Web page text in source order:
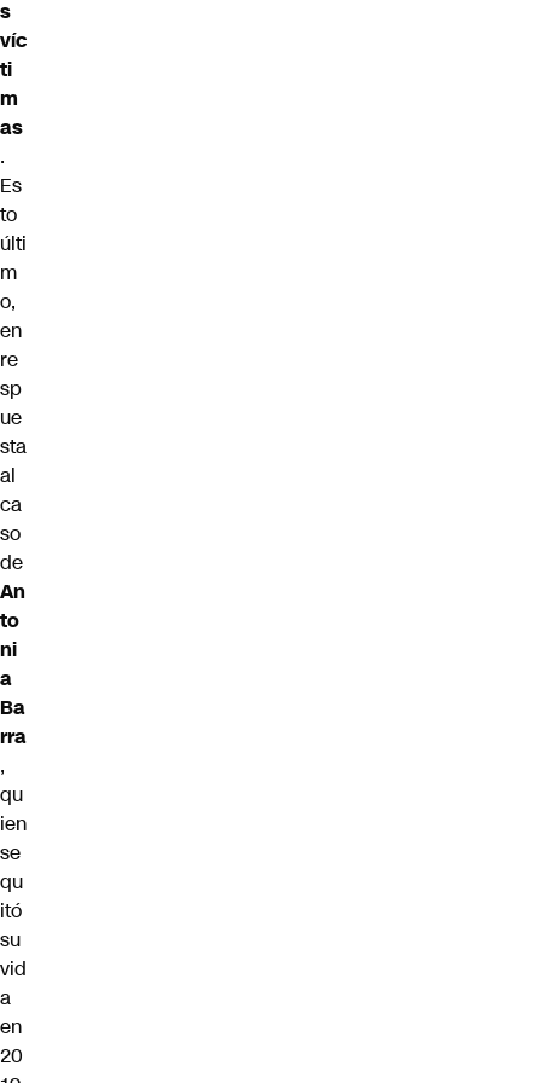
s
víc
ti
m
as
.
Es
to
últi
m
o,
en
re
sp
ue
sta
al
ca
so
de
An
to
ni
a
Ba
rra
,
qu
ien
se
qu
itó
su
vid
a
en
20